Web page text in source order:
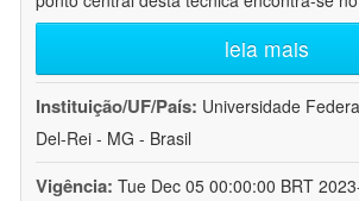
leia mais
Instituição/UF/País: Universidade
Del-Rei - MG - Brasil
Vigência: Tue Dec 05 00:00:00 BRT